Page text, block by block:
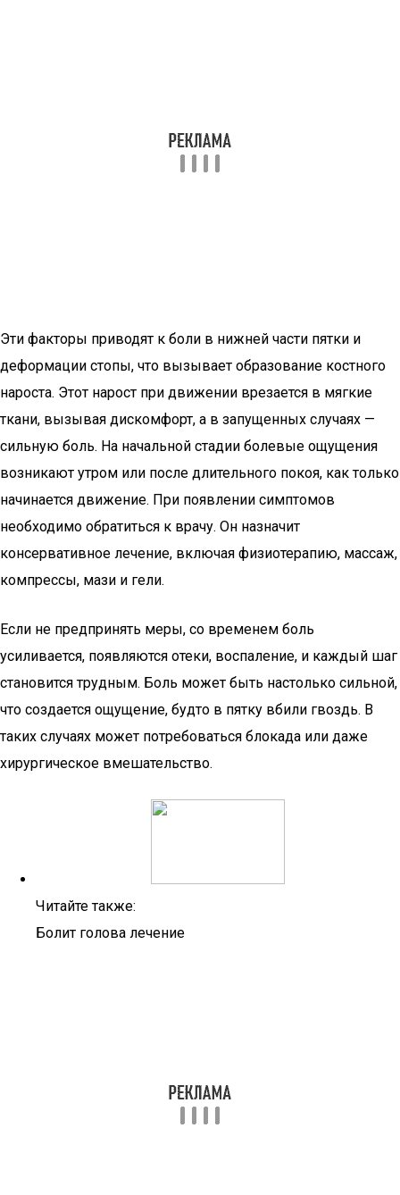
Эти факторы приводят к боли в нижней части пятки и
деформации стопы, что вызывает образование костного
нароста. Этот нарост при движении врезается в мягкие
ткани, вызывая дискомфорт, а в запущенных случаях —
сильную боль. На начальной стадии болевые ощущения
возникают утром или после длительного покоя, как только
начинается движение. При появлении симптомов
необходимо обратиться к врачу. Он назначит
консервативное лечение, включая физиотерапию, массаж,
компрессы, мази и гели.
Если не предпринять меры, со временем боль
усиливается, появляются отеки, воспаление, и каждый шаг
становится трудным. Боль может быть настолько сильной,
что создается ощущение, будто в пятку вбили гвоздь. В
таких случаях может потребоваться блокада или даже
хирургическое вмешательство.
Читайте также:
Болит голова лечение